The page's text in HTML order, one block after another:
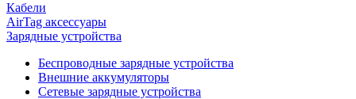
Кабели
AirTag аксессуары
Зарядные устройства
Беспроводные зарядные устройства
Внешние аккумуляторы
Сетевые зарядные устройства